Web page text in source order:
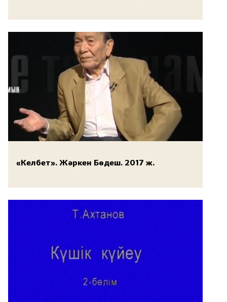
«Келбет». Жәркен Бөдеш. 2017 ж.